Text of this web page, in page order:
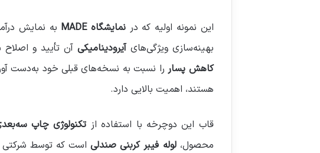
این نمونه اولیه که در نمایشگاه MADE به نمایش
بهینه‌سازی ویژگی‌هایآیرودینامیکی آن تأیید و
کاهش پساررا نسبت به نسخه‌های قبلی خود به‌دست
هستند، اهمیت بالایی دارد.
قاب این دوچرخه با استفاده ازتکنولوژی چاپ
محصول،لوله فیبر کربنی صندلیاست که توسط شرکتی